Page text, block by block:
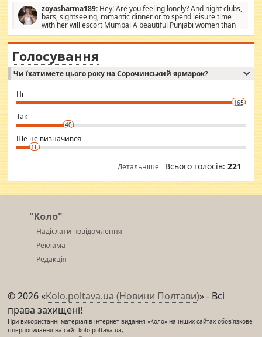
витрат, а тільки узгоджених сум і нічого іншого. Не чекайте і не
коментуйте цей пост. Введіть суму, яку ви хочете подати, і ми
зв'яжемося з вами з усіма варіантами. зв'яжіться з нами
сьогодні на garciajsacramento@gmail.com Вам потрібні термінові
гроші? Ми можемо допомогти!
zoyasharma189: Hey! Are you feeling lonely? And night clubs,
bars, sightseeing, romantic dinner or to spend leisure time
with her will escort Mumbai A beautiful Punjabi women than
sexy escort companion in arms that you guys feel like 5 star luxury
hotel had to spend the night in their search for loved solitaire free
woman "Love Solitaire" beautiful figure and shapely body shapes.
Independent escort in Mumbai, truthful, friendly and cheerful girl.
WhatsApp via an easily can see the latest pictures of her body and the
want to meet new people. Sakshi Mirchandani health and figure
conscious in order to keep yourself fit and regularly go to the health
club.
⇒ sakshimirchandani.com
Голосування
Чи їхатимете цього року на Сорочинський ярмарок?
Ні
165
Так
40
Ще не визначився
16
Детальніше Всього голосів: 221
"Коло"
Надіслати повідомлення
Реклама
Редакція
© 2026 «Kolo.poltava.ua (Новини Полтави)» - Всі
права захищені!
При використанні матеріалів інтернет-видання «Коло» на інших сайтах обов’язкове
гіперпосилання на сайт kolo.poltava.ua,